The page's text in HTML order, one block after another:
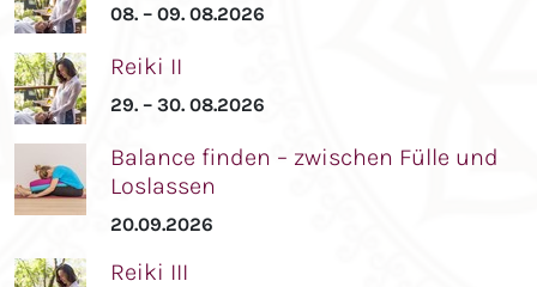
08. – 09. 08.2026
Reiki II
29. – 30. 08.2026
Balance finden – zwischen Fülle und
Loslassen
20.09.2026
Reiki III